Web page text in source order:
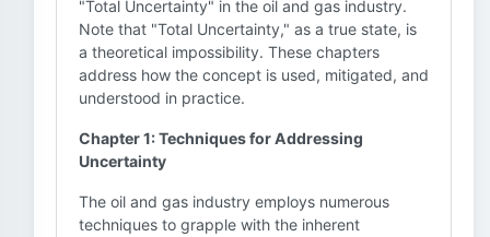
"Total Uncertainty" in the oil and gas industry.
Note that "Total Uncertainty," as a true state, is
a theoretical impossibility. These chapters
address how the concept is used, mitigated, and
understood in practice.
Chapter 1: Techniques for Addressing
Uncertainty
The oil and gas industry employs numerous
techniques to grapple with the inherent